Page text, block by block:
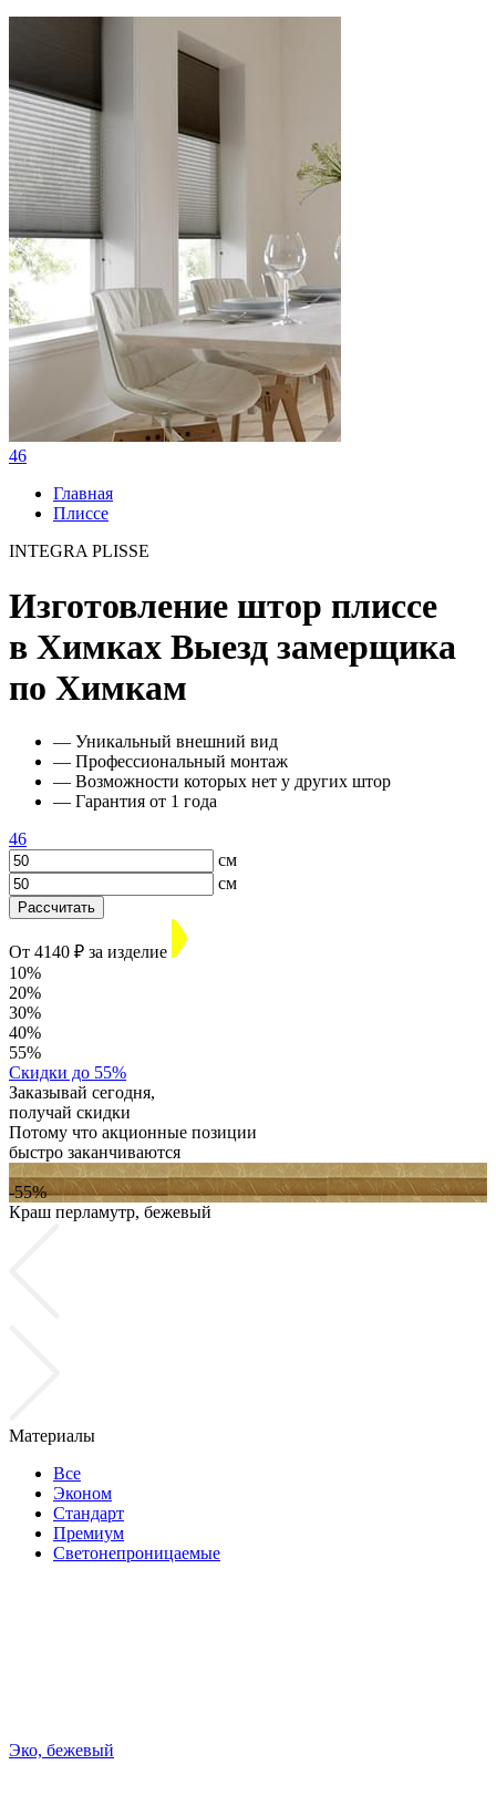
46
Главная
Плиссе
INTEGRA PLISSE
Изготовление штор плиссе
в Химках Выезд замерщика
по Химкам
— Уникальный внешний вид
— Профессиональный монтаж
— Возможности которых нет у других штор
— Гарантия от 1 года
46
см
см
Рассчитать
От 4140 ₽ за изделие
10%
20%
30%
40%
55%
Скидки до 55%
Заказывай сегодня,
получай скидки
Потому что акционные позиции
быстро заканчиваются
-55%
Краш перламутр, бежевый
Материалы
Все
Эконом
Стандарт
Премиум
Светонепроницаемые
Эко, бежевый